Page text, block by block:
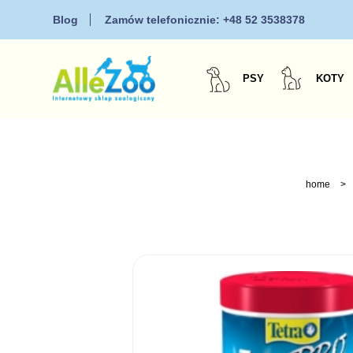
Blog Zamów telefonicznie:+48 52 3538378
PSY KOTY
home >